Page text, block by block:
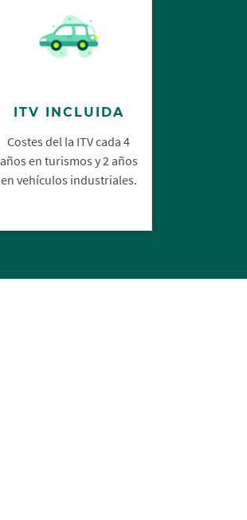
ITV INCLUIDA
Costes del la ITV cada 4
años en turismos y 2 años
en vehículos industriales.